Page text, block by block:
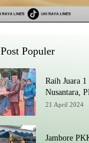
Post Populer
Raih Juara 1
Nusantara,
Promosikan
21 April 2024
Jambore